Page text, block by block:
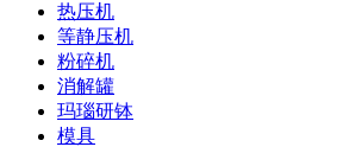
热压机
等静压机
粉碎机
消解罐
玛瑙研钵
模具